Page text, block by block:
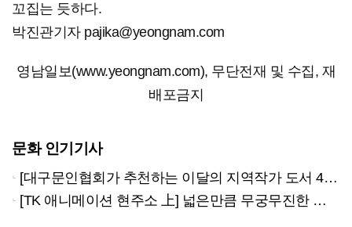
꼬집는 듯하다.
박진관기자 pajika@yeongnam.com
영남일보(www.yeongnam.com), 무단전재 및 수집, 재
배포금지
문화 인기기사
[대구문인협회가 추천하는 이달의 지역작가 도서 4권]
[TK 애니메이션 현주소 上] 넓은만큼 무궁무진한 이야기…경북은 ‘스토리 IP’의 원천